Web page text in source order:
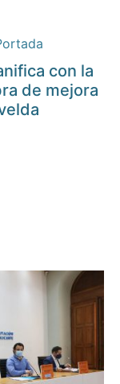
con la
de mejora